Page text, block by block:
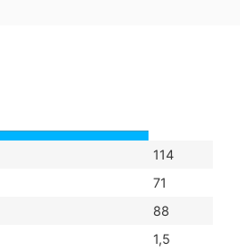
114
71
88
1,5